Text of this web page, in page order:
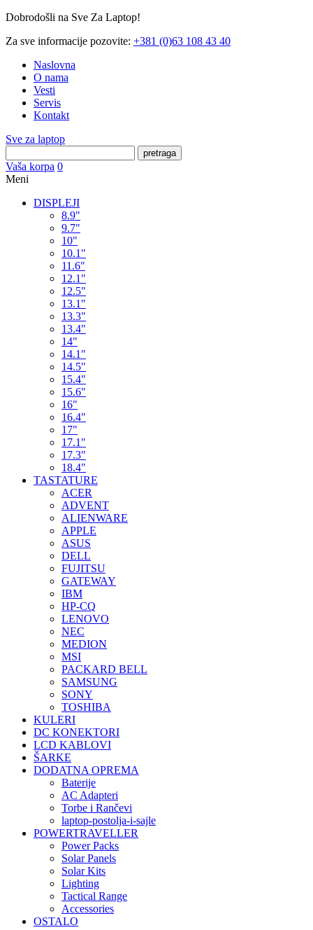
Dobrodošli na Sve Za Laptop!
Za sve informacije pozovite: +381 (0)63 108 43 40
Naslovna
O nama
Vesti
Servis
Kontakt
Sve za laptop
pretraga
Vaša korpa 0
Meni
DISPLEJI
8.9"
9.7"
10"
10.1"
11.6"
12.1"
12.5"
13.1"
13.3"
13.4"
14"
14.1"
14.5"
15.4"
15.6"
16"
16.4"
17"
17.1"
17.3"
18.4"
TASTATURE
ACER
ADVENT
ALIENWARE
APPLE
ASUS
DELL
FUJITSU
GATEWAY
IBM
HP-CQ
LENOVO
NEC
MEDION
MSI
PACKARD BELL
SAMSUNG
SONY
TOSHIBA
KULERI
DC KONEKTORI
LCD KABLOVI
ŠARKE
DODATNA OPREMA
Baterije
AC Adapteri
Torbe i Rančevi
laptop-postolja-i-sajle
POWERTRAVELLER
Power Packs
Solar Panels
Solar Kits
Lighting
Tactical Range
Accessories
OSTALO